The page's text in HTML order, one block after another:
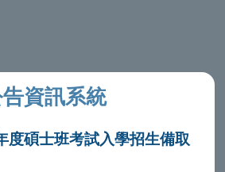
資訊系統
度碩士班考試入學招生備取